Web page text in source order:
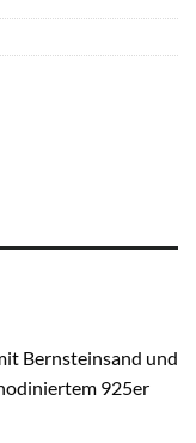
Bernsteinsand und
925er